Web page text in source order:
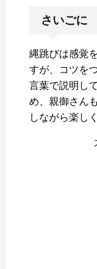
さいごに
縄跳びは感覚
すが、コツを
言葉で説明し
め、親御さん
しながら楽し